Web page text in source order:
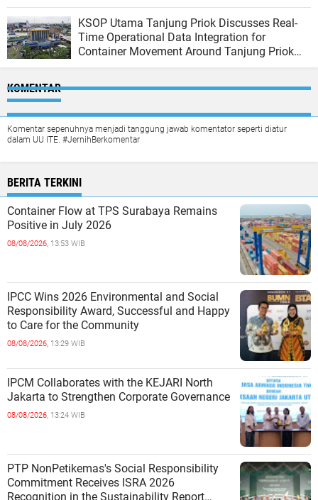
KSOP Utama Tanjung Priok Discusses Real-
Time Operational Data Integration for
Container Movement Around Tanjung Priok
KOMENTAR
Komentar sepenuhnya menjadi tanggung jawab komentator seperti diatur
dalam UU ITE. #JernihBerkomentar
BERITA TERKINI
Container Flow at TPS Surabaya Remains
Positive in July 2026
08/08/2026, 13:53 WIB
IPCC Wins 2026 Environmental and Social
Responsibility Award, Successful and Happy
to Care for the Community
08/08/2026, 13:29 WIB
IPCM Collaborates with the KEJARI North
Jakarta to Strengthen Corporate Governance
08/08/2026, 13:24 WIB
PTP NonPetikemas's Social Responsibility
Commitment Receives ISRA 2026
Recognition in the Sustainability Report